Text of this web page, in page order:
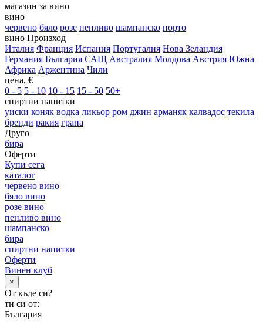
магазин за вино
вино
червено бяло розе пенливо шампанско порто
вино Произход
Италия Франция Испания Португалия Нова Зеландия
Германия България САЩ Австралия Молдова Австрия Южна
Африка Аржентина Чили
цена, €
0 - 5 5 - 10 10 - 15 15 - 50 50+
спиртни напитки
уиски коняк водка ликьор ром джин арманяк калвадос текила
бренди ракия грапа
Друго
бира
Оферти
Купи сега
каталог
червено вино
бяло вино
розе вино
пенливо вино
шампанско
бира
спиртни напитки
Оферти
Винен клуб
×
От къде си?
ти си от:
България